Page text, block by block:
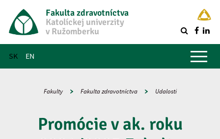
Fakulta zdravotníctva
Katolíckej univerzity
v Ružomberku
SK EN
Hlavné menu
Fakulty Fakulta zdravotníctva Udalosti
Promócie v ak. roku